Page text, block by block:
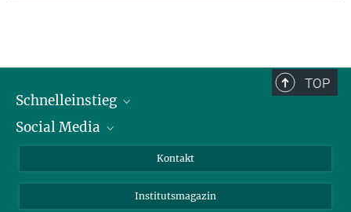
TOP
Schnelleinstieg
Alumni
Fördernde
Social Media
Bluesky
Facebook
Kontakt
Institutsmagazin